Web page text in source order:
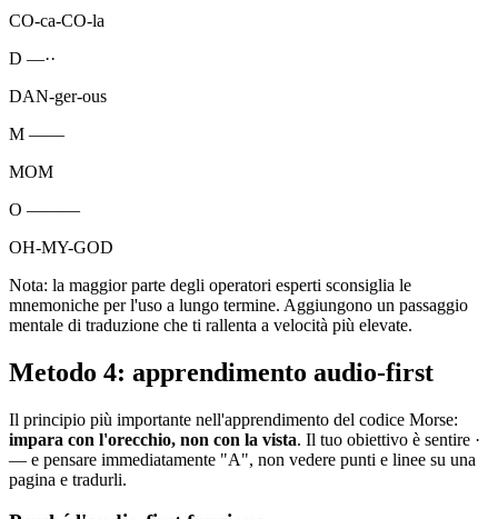
CO-ca-CO-la
D —··
DAN-ger-ous
M ——
MOM
O ———
OH-MY-GOD
Nota: la maggior parte degli operatori esperti sconsiglia le
mnemoniche per l'uso a lungo termine. Aggiungono un passaggio
mentale di traduzione che ti rallenta a velocità più elevate.
Metodo 4: apprendimento audio-first
Il principio più importante nell'apprendimento del codice Morse:
impara con l'orecchio, non con la vista. Il tuo obiettivo è sentire ·
— e pensare immediatamente "A", non vedere punti e linee su una
pagina e tradurli.